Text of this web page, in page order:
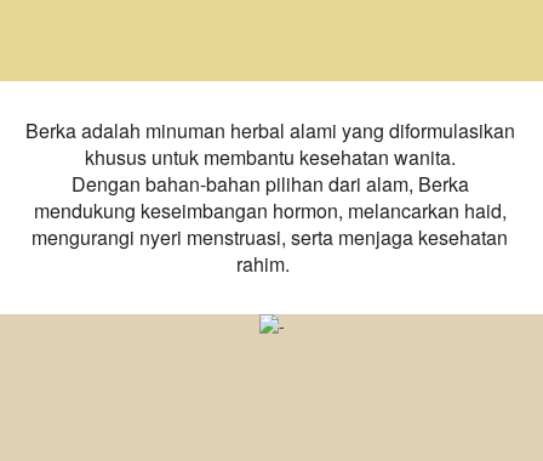
Berka adalah minuman herbal alami yang diformulasikan
khusus untuk membantu kesehatan wanita.
Dengan bahan-bahan pilihan dari alam, Berka
mendukung keseimbangan hormon, melancarkan haid,
mengurangi nyeri menstruasi, serta menjaga kesehatan
rahim.